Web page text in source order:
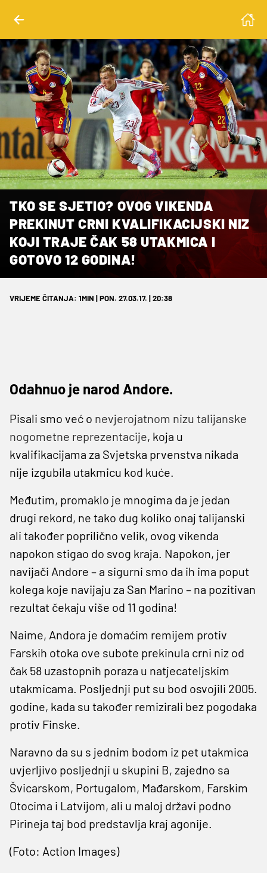
TKO SE SJETIO? OVOG VIKENDA
PREKINUT CRNI KVALIFIKACIJSKI NIZ
KOJI TRAJE ČAK 58 UTAKMICA I
GOTOVO 12 GODINA!
VRIJEME ČITANJA: 1MIN | PON. 27.03.17. | 20:38
Odahnuo je narod Andore.
Pisali smo već o nevjerojatnom nizu talijanske
nogometne reprezentacije, koja u
kvalifikacijama za Svjetska prvenstva nikada
nije izgubila utakmicu kod kuće.
Međutim, promaklo je mnogima da je jedan
drugi rekord, ne tako dug koliko onaj talijanski
ali također poprilično velik, ovog vikenda
napokon stigao do svog kraja. Napokon, jer
navijači Andore – a sigurni smo da ih ima poput
kolega koje navijaju za San Marino – na pozitivan
rezultat čekaju više od 11 godina!
Naime, Andora je domaćim remijem protiv
Farskih otoka ove subote prekinula crni niz od
čak 58 uzastopnih poraza u natjecateljskim
utakmicama. Posljednji put su bod osvojili 2005.
godine, kada su također remizirali bez pogodaka
protiv Finske.
Naravno da su s jednim bodom iz pet utakmica
uvjerljivo posljednji u skupini B, zajedno sa
Švicarskom, Portugalom, Mađarskom, Farskim
Otocima i Latvijom, ali u maloj državi podno
Pirineja taj bod predstavlja kraj agonije.
(Foto: Action Images)